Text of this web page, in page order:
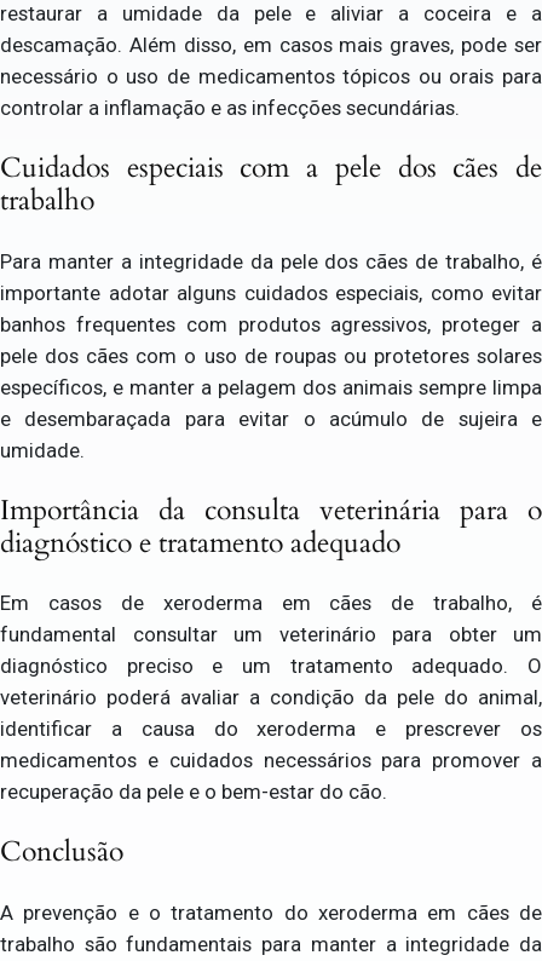
restaurar a umidade da pele e aliviar a coceira e a
descamação. Além disso, em casos mais graves, pode ser
necessário o uso de medicamentos tópicos ou orais para
controlar a inflamação e as infecções secundárias.
Cuidados especiais com a pele dos cães de
trabalho
Para manter a integridade da pele dos cães de trabalho, é
importante adotar alguns cuidados especiais, como evitar
banhos frequentes com produtos agressivos, proteger a
pele dos cães com o uso de roupas ou protetores solares
específicos, e manter a pelagem dos animais sempre limpa
e desembaraçada para evitar o acúmulo de sujeira e
umidade.
Importância da consulta veterinária para o
diagnóstico e tratamento adequado
Em casos de xeroderma em cães de trabalho, é
fundamental consultar um veterinário para obter um
diagnóstico preciso e um tratamento adequado. O
veterinário poderá avaliar a condição da pele do animal,
identificar a causa do xeroderma e prescrever os
medicamentos e cuidados necessários para promover a
recuperação da pele e o bem-estar do cão.
Conclusão
A prevenção e o tratamento do xeroderma em cães de
trabalho são fundamentais para manter a integridade da